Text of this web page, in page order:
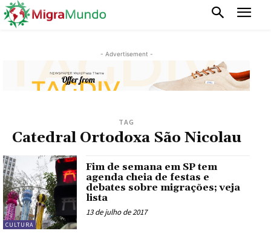
- Advertisement -
TAG
Catedral Ortodoxa São Nicolau
CULTURA
Fim de semana em SP tem
agenda cheia de festas e
debates sobre migrações; veja
lista
13 de julho de 2017